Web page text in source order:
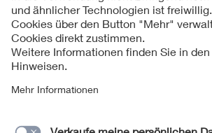
Impressum
Datenschutzinformationen
Cookie Hinweise
Compliance